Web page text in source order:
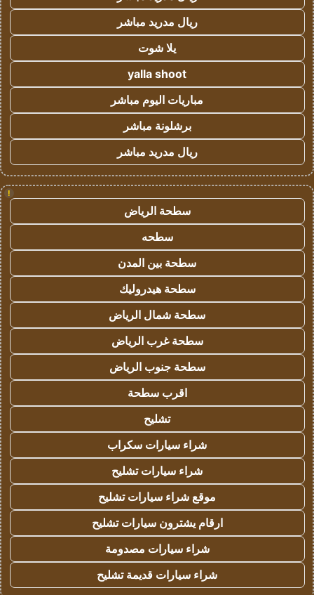
ريال مدريد مباشر
يلا شوت
yalla shoot
مباريات اليوم مباشر
برشلونة مباشر
ريال مدريد مباشر
!
سطحة الرياض
سطحه
سطحة بين المدن
سطحة هيدروليك
سطحة شمال الرياض
سطحة غرب الرياض
سطحة جنوب الرياض
اقرب سطحة
تشليح
شراء سيارات سكراب
شراء سيارات تشليح
موقع شراء سيارات تشليح
ارقام يشترون سيارات تشليح
شراء سيارات مصدومة
شراء سيارات قديمة تشليح